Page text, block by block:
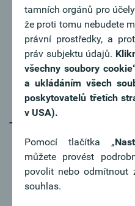
Tipy k žádosti o
V motivačním
váš zájem o práci
nejosobnější
tamních orgánů pro
že proti tomu nebudete
právní prostředky, a
práv subjektu údajů.
všechny soubory
a ukládáním všech
poskytovatelů třetích
v USA).
Pomocí tlačítka „
můžete provést
povolit nebo odmítnout
souhlas.